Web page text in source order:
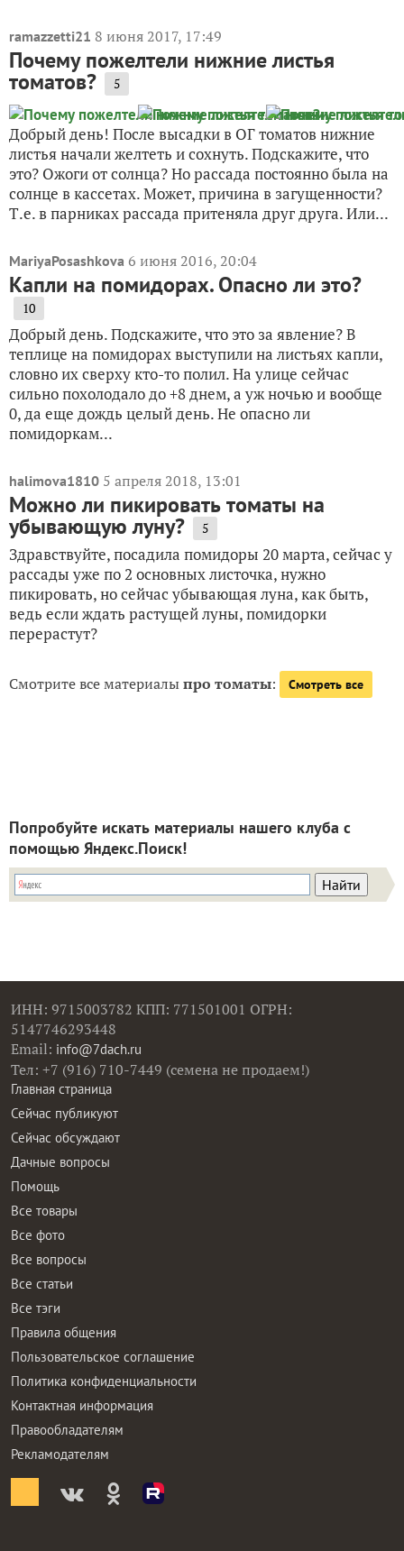
ramazzetti21 8 июня 2017, 17:49
Почему пожелтели нижние листья
томатов? 5
Добрый день! После высадки в ОГ томатов нижние
листья начали желтеть и сохнуть. Подскажите, что
это? Ожоги от солнца? Но рассада постоянно была на
солнце в кассетах. Может, причина в загущенности?
Т.е. в парниках рассада притеняла друг друга. Или...
MariyaPosashkova 6 июня 2016, 20:04
Капли на помидорах. Опасно ли это?
10
Добрый день. Подскажите, что это за явление? В
теплице на помидорах выступили на листьях капли,
словно их сверху кто-то полил. На улице сейчас
сильно похолодало до +8 днем, а уж ночью и вообще
0, да еще дождь целый день. Не опасно ли
помидоркам...
halimova1810 5 апреля 2018, 13:01
Можно ли пикировать томаты на
убывающую луну? 5
Здравствуйте, посадила помидоры 20 марта, сейчас у
рассады уже по 2 основных листочка, нужно
пикировать, но сейчас убывающая луна, как быть,
ведь если ждать растущей луны, помидорки
перерастут?
Смотрите все материалыпро томаты: Смотреть все
Попробуйте искать материалы нашего клуба с
помощью Яндекс.Поиск!
ИНН: 9715003782 КПП: 771501001 ОГРН:
5147746293448
Email: info@7dach.ru
Тел: +7 (916) 710-7449 (семена не продаем!)
Главная страница
Сейчас публикуют
Сейчас обсуждают
Дачные вопросы
Помощь
Все товары
Все фото
Все вопросы
Все статьи
Все тэги
Правила общения
Пользовательское соглашение
Политика конфиденциальности
Контактная информация
Правообладателям
Рекламодателям